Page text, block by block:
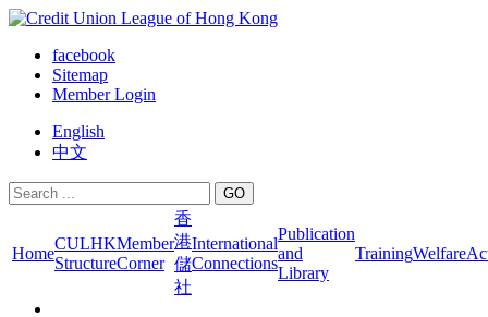
facebook
Sitemap
Member Login
English
中文
GO
Home
CULHK
Structure
Member
Corner
香
港
儲
社
International
Connections
Publication
and
Library
TrainingWelfare